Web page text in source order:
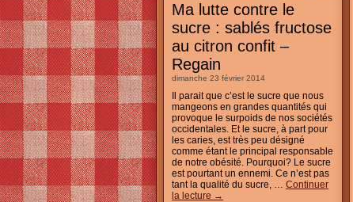
Ma lutte contre le
sucre : sablés fructose
au citron confit –
Regain
dimanche 23 février 2014
Il parait que c’est le sucre que nous
mangeons en grandes quantités qui
provoque le surpoids de nos sociétés
occidentales. Et le sucre, à part pour
les caries, est très peu désigné
comme étant le principal responsable
de notre obésité. Pourquoi? Le sucre
est pourtant un ennemi. Ce n’est pas
tant la qualité du sucre, … Continuer
la lecture →